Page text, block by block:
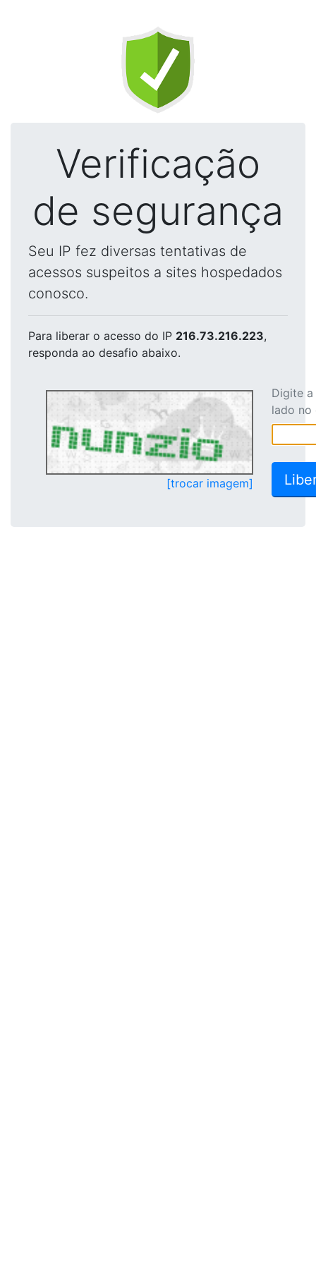
Verificação
de segurança
Seu IP fez diversas tentativas de
acessos suspeitos a sites hospedados
conosco.
Para liberar o acesso do IP 216.73.216.223,
responda ao desafio abaixo.
[trocar imagem]
Digite
lado no